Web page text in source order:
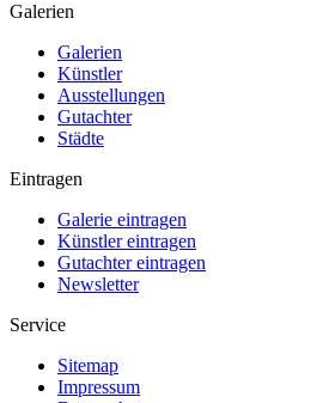
Galerien
Galerien
Künstler
Ausstellungen
Gutachter
Städte
Eintragen
Galerie eintragen
Künstler eintragen
Gutachter eintragen
Newsletter
Service
Sitemap
Impressum